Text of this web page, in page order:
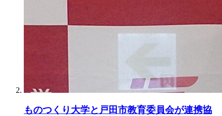
ものつくり大学と戸田市教育委員会が連携協